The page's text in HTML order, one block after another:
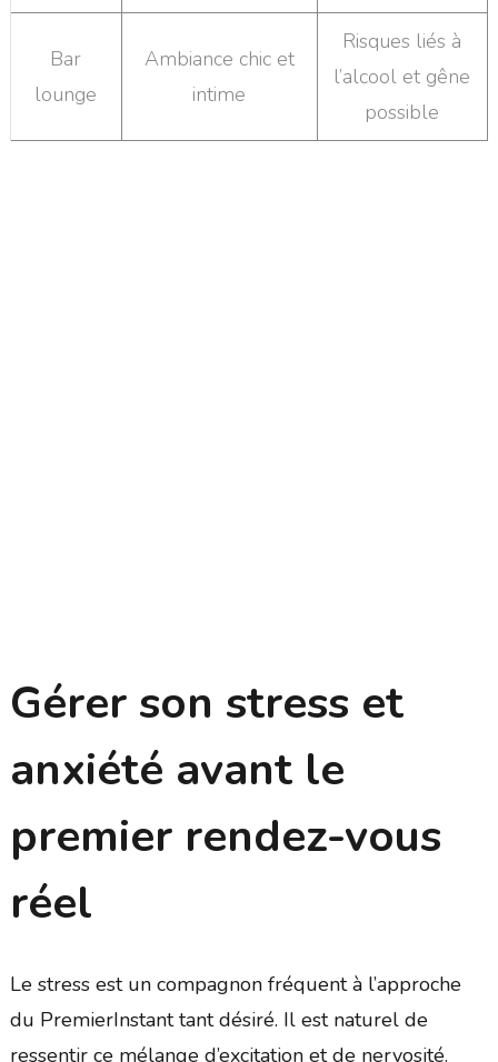
Bar
lounge
Ambiance chic et
intime
Risques liés à
l’alcool et gêne
possible
Gérer son stress et
anxiété avant le
premier rendez-vous
réel
Le stress est un compagnon fréquent à l’approche
du PremierInstant tant désiré. Il est naturel de
ressentir ce mélange d’excitation et de nervosité.